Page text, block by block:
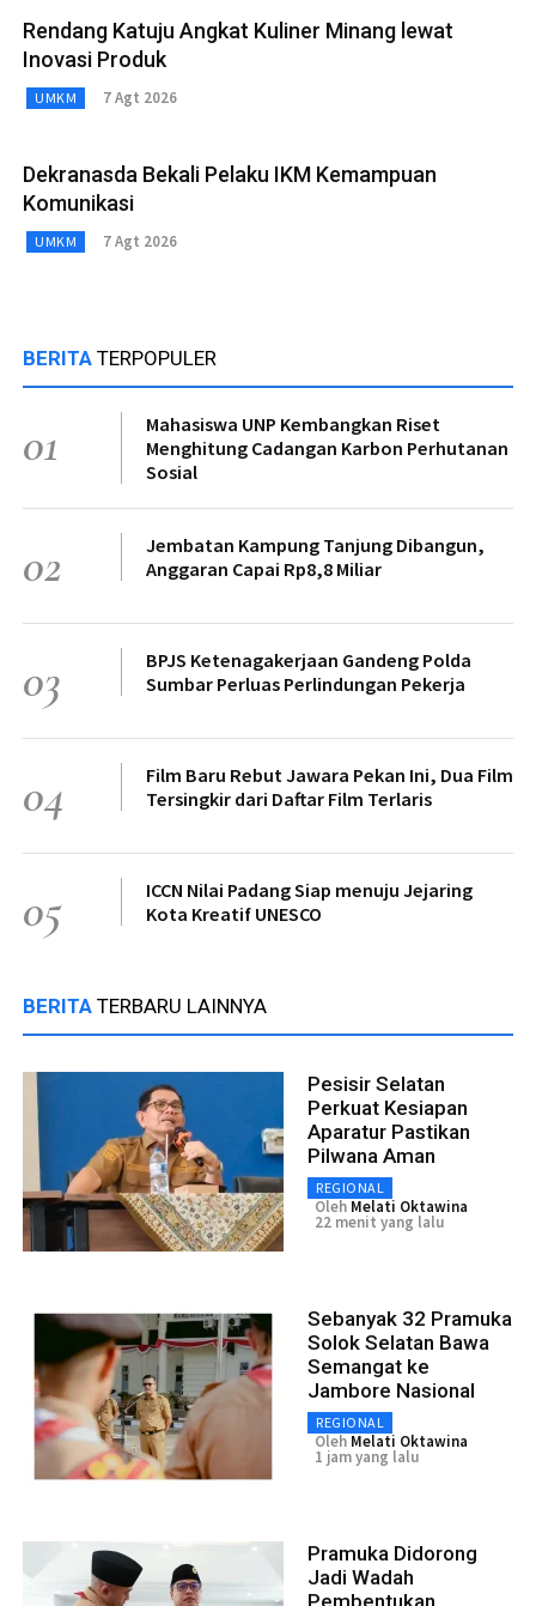
Rendang Katuju Angkat Kuliner Minang lewat
Inovasi Produk
UMKM 7 Agt 2026
Dekranasda Bekali Pelaku IKM Kemampuan
Komunikasi
UMKM 7 Agt 2026
BERITA TERPOPULER
01
Mahasiswa UNP Kembangkan Riset
Menghitung Cadangan Karbon Perhutanan
Sosial
02
Jembatan Kampung Tanjung Dibangun,
Anggaran Capai Rp8,8 Miliar
03
BPJS Ketenagakerjaan Gandeng Polda
Sumbar Perluas Perlindungan Pekerja
04
Film Baru Rebut Jawara Pekan Ini, Dua Film
Tersingkir dari Daftar Film Terlaris
05
ICCN Nilai Padang Siap menuju Jejaring
Kota Kreatif UNESCO
BERITA TERBARU LAINNYA
Pesisir Selatan
Perkuat Kesiapan
Aparatur Pastikan
Pilwana Aman
REGIONAL
Oleh Melati Oktawina
22 menit yang lalu
Sebanyak 32 Pramuka
Solok Selatan Bawa
Semangat ke
Jambore Nasional
REGIONAL
Oleh Melati Oktawina
1 jam yang lalu
Pramuka Didorong
Jadi Wadah
Pembentukan